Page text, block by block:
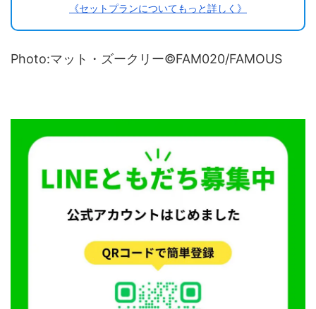
《セットプランについてもっと詳しく》
Photo:マット・ズークリー©FAM020/FAMOUS